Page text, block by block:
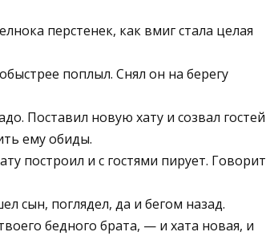
перстенек, как вмиг стала целая
поплыл. Снял он на берегу
Поставил новую хату и созвал гостей
ему обиды.
построил и с гостями пирует. Говорит
сын, поглядел, да и бегом назад.
бедного брата, — и хата новая, и